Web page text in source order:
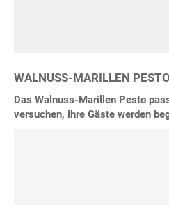
WALNUSS-MARILLEN PESTO
Das Walnuss-Marillen Pesto
versuchen, ihre Gäste werden